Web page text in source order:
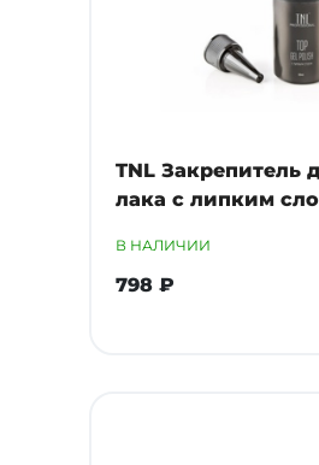
TNL Закрепитель
лака с липким
В НАЛИЧИИ
798 ₽